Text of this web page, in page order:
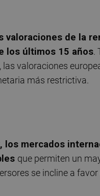
valoraciones de la
los últimos 15 años.
valoraciones
más restrictiva.
, los mercados
que permiten un
se incline a